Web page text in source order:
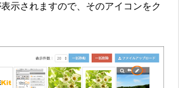
示されますので、そのアイコンをク